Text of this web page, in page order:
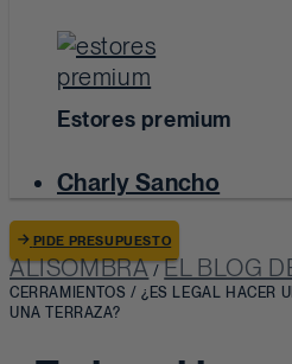
Estores premium
Charly Sancho
PIDE PRESUPUESTO
ALISOMBRA / EL BLOG
CERRAMIENTOS /¿ES LEGAL HACER
UNA TERRAZA?